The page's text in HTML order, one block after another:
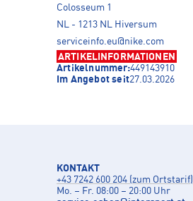
Colosseum 1
NL - 1213 NL Hiversum
serviceinfo.eu@nike.com
ARTIKELINFORMATIONEN
Artikelnummer:449143910
Im Angebot seit27.03.2026
KONTAKT
+43 7242 600 204 (zum Ortstarif)
Mo. – Fr. 08:00 – 20:00 Uhr